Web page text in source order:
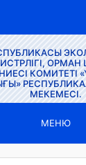
КОМИТЕТІ
МЕКЕМЕСІ.
МЕНЮ